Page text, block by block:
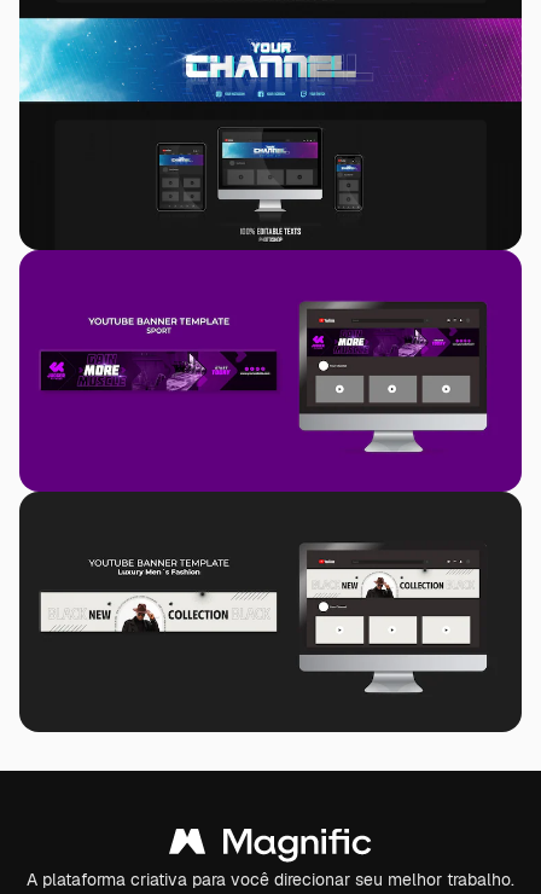
A plataforma criativa para você direcionar seu melhor trabalho.